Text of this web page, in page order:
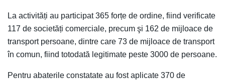
La activități au participat 365 forțe de ordine, fiind verificate
117 de societăți comerciale, precum şi 162 de mijloace de
transport persoane, dintre care 73 de mijloace de transport
în comun, fiind totodată legitimate peste 3000 de persoane.
Pentru abaterile constatate au fost aplicate 370 de